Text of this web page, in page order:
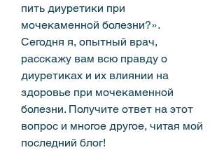
пить диуретики при
мочекаменной болезни?».
Сегодня я, опытный врач,
расскажу вам всю правду о
диуретиках и их влиянии на
здоровье при мочекаменной
болезни. Получите ответ на этот
вопрос и многое другое, читая мой
последний блог!